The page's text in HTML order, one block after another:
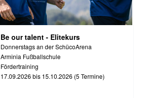
Be our talent - Elitekurs
Donnerstags an der SchücoArena
Arminia Fußballschule
Fördertraining
17.09.2026 bis 15.10.2026 (5 Termine)